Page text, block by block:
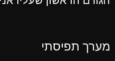
מערך תפיסתי